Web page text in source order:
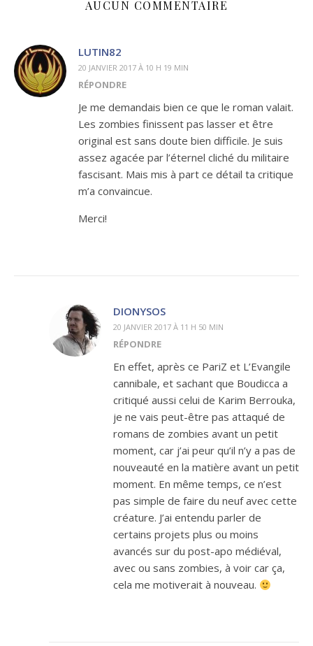
AUCUN COMMENTAIRE
LUTIN82
20 JANVIER 2017 À 10 H 19 MIN
RÉPONDRE
Je me demandais bien ce que le roman valait.
Les zombies finissent pas lasser et être
original est sans doute bien difficile. Je suis
assez agacée par l’éternel cliché du militaire
fascisant. Mais mis à part ce détail ta critique
m’a convaincue.
Merci!
DIONYSOS
20 JANVIER 2017 À 11 H 50 MIN
RÉPONDRE
En effet, après ce PariZ et L’Evangile
cannibale, et sachant que Boudicca a
critiqué aussi celui de Karim Berrouka,
je ne vais peut-être pas attaqué de
romans de zombies avant un petit
moment, car j’ai peur qu’il n’y a pas de
nouveauté en la matière avant un petit
moment. En même temps, ce n’est
pas simple de faire du neuf avec cette
créature. J’ai entendu parler de
certains projets plus ou moins
avancés sur du post-apo médiéval,
avec ou sans zombies, à voir car ça,
cela me motiverait à nouveau.